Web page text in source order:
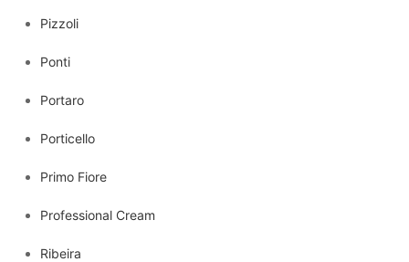
Pizzoli
Ponti
Portaro
Porticello
Primo Fiore
Professional Cream
Ribeira